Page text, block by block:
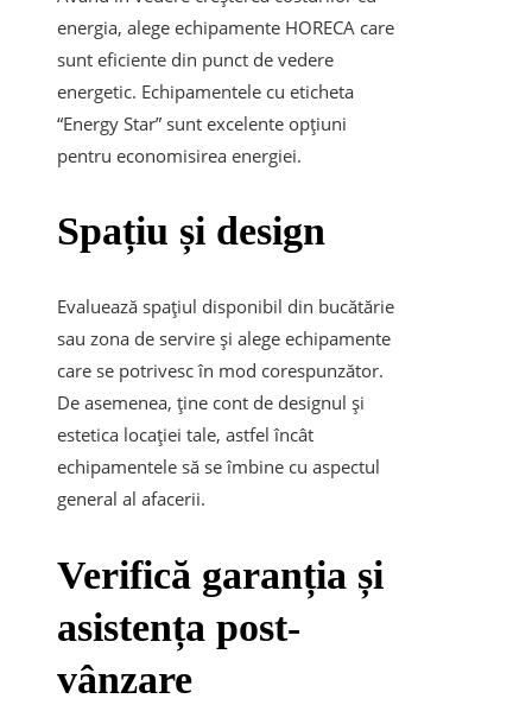
energia, alege echipamente HORECA care
sunt eficiente din punct de vedere
energetic. Echipamentele cu eticheta
“Energy Star” sunt excelente opțiuni
pentru economisirea energiei.
Spațiu și design
Evaluează spațiul disponibil din bucătărie
sau zona de servire și alege echipamente
care se potrivesc în mod corespunzător.
De asemenea, ține cont de designul și
estetica locației tale, astfel încât
echipamentele să se îmbine cu aspectul
general al afacerii.
Verifică garanția și
asistența post-
vânzare